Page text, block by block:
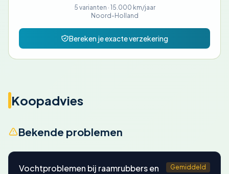
5 varianten · 15.000 km/jaar
Noord-Holland
Bereken je exacte verzekering
Koopadvies
Bekende problemen
Vochtproblemen bij raamrubbers en
Gemiddeld